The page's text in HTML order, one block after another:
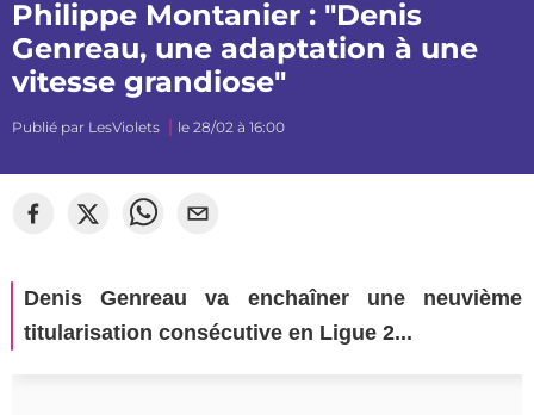
Philippe Montanier : "Denis
Genreau, une adaptation à une
vitesse grandiose"
Publié par LesViolets le 28/02 à 16:00
Denis Genreau va enchaîner une neuvième
titularisation consécutive en Ligue 2...